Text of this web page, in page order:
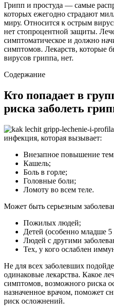
Грипп и простуда — самые
которых ежегодно страдают
миру. Относится к острым
нет стопроцентной защиты.
симптоматическое и должно
симптомов. Лекарств, которые
вирусов гриппа, нет.
Содержание
Кто попадает в
риска заболеть
инфекция, которая вызывает:
Внезапное повышение
Кашель;
Боль в горле;
Головные боли;
Ломоту во всем теле.
Может быть серьезным
Пожилых людей;
Детей (особенно младше 5
Людей с другими
Тех, у кого ослаблен
Не для всех заболевших
одинаковые лекарства. Какое
симптомов, возможного риска
назначенное врачом, поможет
риск осложнений.